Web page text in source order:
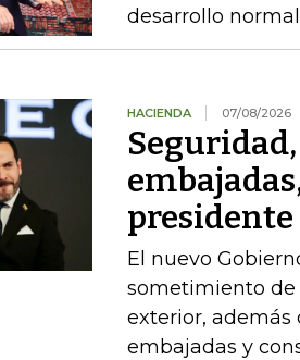
desarrollo
HACIENDA 07/08/2026
presidente
El nuevo
sometimiento de
exterior, además
embajadas y